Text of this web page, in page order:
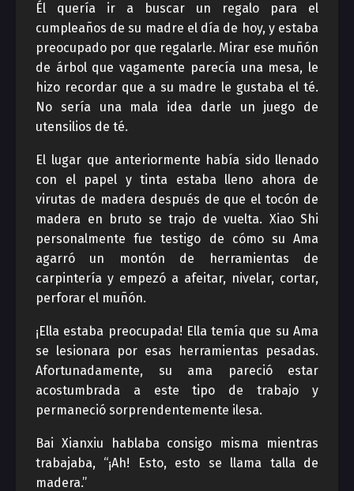
Él quería ir a buscar un regalo para el
cumpleaños de su madre el día de hoy, y estaba
preocupado por que regalarle. Mirar ese muñón
de árbol que vagamente parecía una mesa, le
hizo recordar que a su madre le gustaba el té.
No sería una mala idea darle un juego de
utensilios de té.
El lugar que anteriormente había sido llenado
con el papel y tinta estaba lleno ahora de
virutas de madera después de que el tocón de
madera en bruto se trajo de vuelta. Xiao Shi
personalmente fue testigo de cómo su Ama
agarró un montón de herramientas de
carpintería y empezó a afeitar, nivelar, cortar,
perforar el muñón.
¡Ella estaba preocupada! Ella temía que su Ama
se lesionara por esas herramientas pesadas.
Afortunadamente, su ama pareció estar
acostumbrada a este tipo de trabajo y
permaneció sorprendentemente ilesa.
Bai Xianxiu hablaba consigo misma mientras
trabajaba, “¡Ah! Esto, esto se llama talla de
madera.”